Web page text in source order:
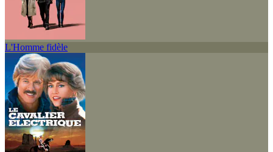
L'Homme fidèle